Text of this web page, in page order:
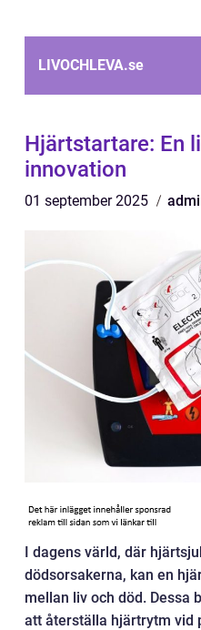
LIVOCHLEVA.se
Hjärtstartare: En
innovation
01 september 2025
I dagens värld, där
dödsorsakerna, kan en
mellan liv och död. Dessa
att återställa hjärtrytm vid